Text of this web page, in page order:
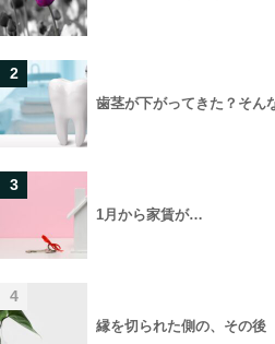
2
歯茎が下がってきた？そん
3
1月から家賃が…
4
縁を切られた側の、その後